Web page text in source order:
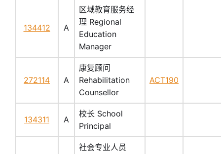
134412 A
区域教育服务经
理 Regional
Education
Manager
272114 A
康复顾问
Rehabilitation
Counsellor
ACT190
134311 A
校长 School
Principal
社会专业人员